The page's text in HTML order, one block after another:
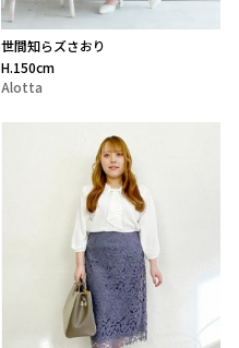
世間知らズさおり
H.150cm
Alotta